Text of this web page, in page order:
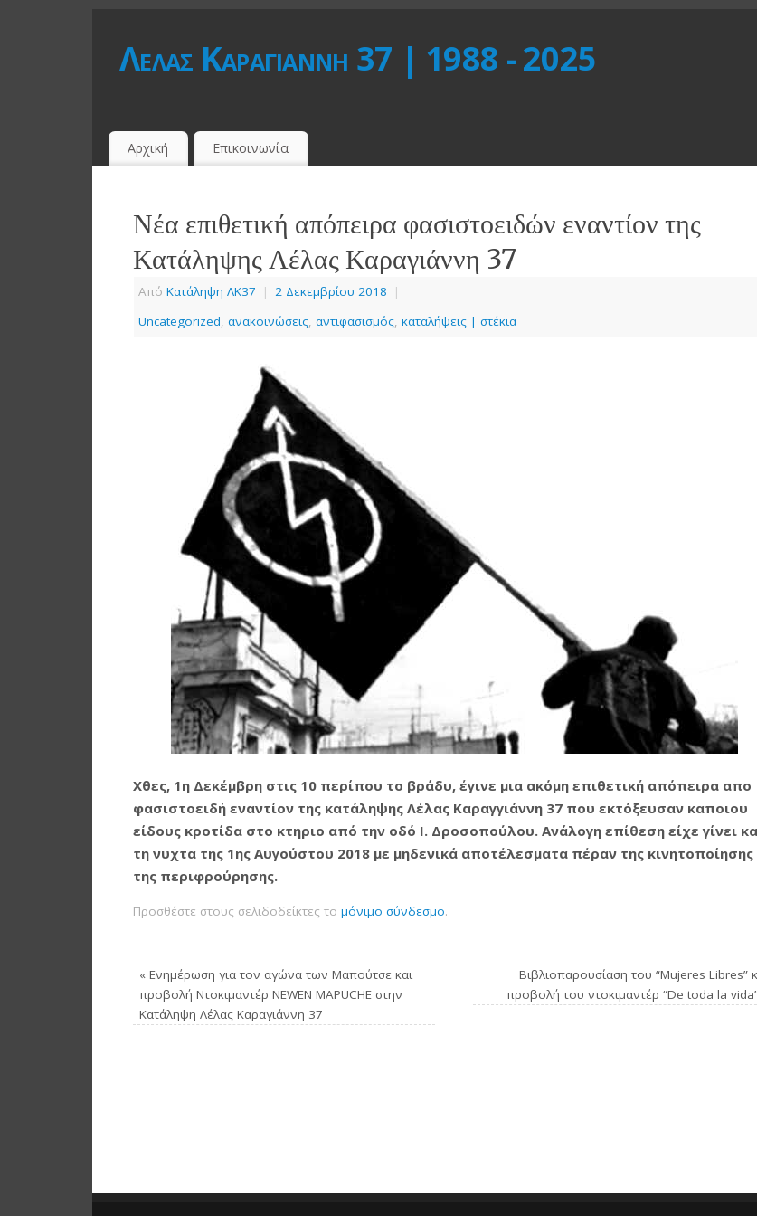
Λέλας Καραγιάννη 37 | 1988 - 2025
Αρχική Επικοινωνία
Νέα επιθετική απόπειρα φασιστοειδών εναντίον της
Κατάληψης Λέλας Καραγιάννη 37
Από Κατάληψη ΛΚ37 | 2 Δεκεμβρίου 2018
|
Uncategorized, ανακοινώσεις, αντιφασισμός, καταλήψεις | στέκια
Χθες, 1η Δεκέμβρη στις 10 περίπου το βράδυ, έγινε μια ακόμη επιθετική απόπειρα απο
φασιστοειδή εναντίον της κατάληψης Λέλας Καραγγιάννη 37 που εκτόξευσαν καποιου
είδους κροτίδα στο κτηριο από την οδό Ι. Δροσοπούλου. Ανάλογη επίθεση είχε γίνει
τη νυχτα της 1ης Αυγούστου 2018 με μηδενικά αποτέλεσματα πέραν της κινητοποίησης
της περιφρούρησης.
Προσθέστε στους σελιδοδείκτες το μόνιμο σύνδεσμο.
« Ενημέρωση για τον αγώνα των Μαπούτσε και
προβολή Ντοκιμαντέρ NEWEN MAPUCHE στην
Κατάληψη Λέλας Καραγιάννη 37
Βιβλιοπαρουσίαση του “Mujeres Libres”
προβολή του ντοκιμαντέρ “De toda la